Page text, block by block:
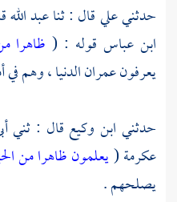
حدثنيعليقال : ثناعبد الله
ابن عباس قوله : ( ظاهرا
يعرفون عمران الدنيا ، وهم
حدثني ابن وكيع قال : ثني
عكرمة(يعلمون ظاهرا من
يصلحهم .